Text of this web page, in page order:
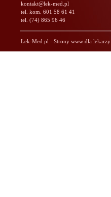
kontakt@lek-med.pl
tel. kom. 601 58 61 41
tel. (74) 865 96 46
Lek-Med.pl - Strony www dla lekarzy